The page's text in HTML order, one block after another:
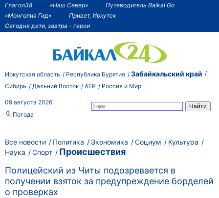
Глагол38 «Наш Север»
Путеводитель Baikal Go
«Монголия Гид»
Привет, Иркутск
Сегодня дети, завтра - герои
Иркутская область Республика Бурятия Забайкальский край
Сибирь Дальний Восток АТР Россия и Мир
09 августа 2026
Погода
Все новости Политика Экономика Социум
Культура
Наука
Спорт
Происшествия
Полицейский из Читы подозревается в
получении взяток за предупреждение борделей
о проверках